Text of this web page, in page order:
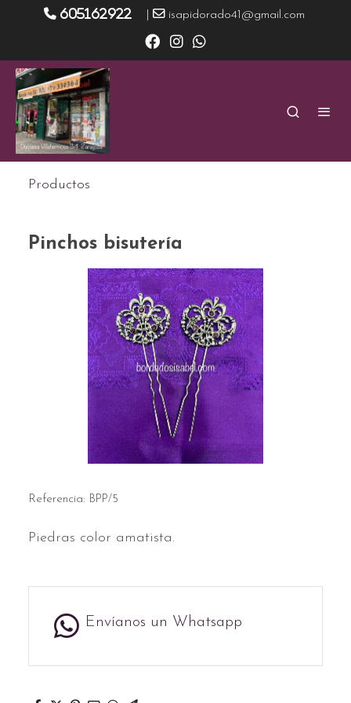
605162922 isapidorado41@gmail.com
Productos
Pinchos bisutería
Referencia: BPP/5
Piedras color amatista.
Envíanos un Whatsapp